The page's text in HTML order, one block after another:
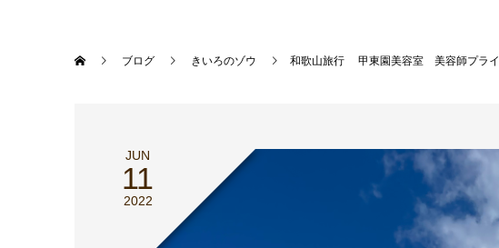
ブログ きいろのゾウ 和歌山旅行 甲東園美容室 美容師プライ
JUN
11
2022